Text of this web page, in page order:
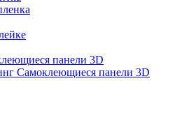
панели 3D
Самоклеющиеся панели 3D